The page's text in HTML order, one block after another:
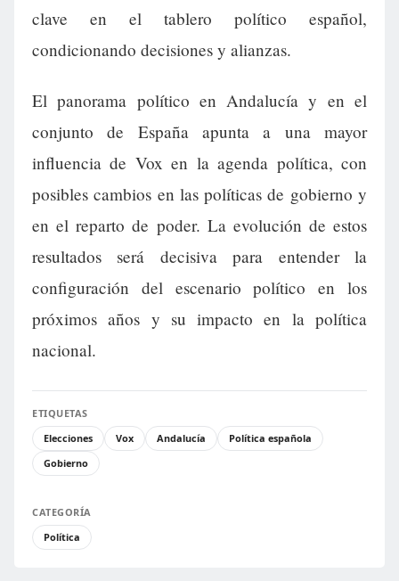
clave en el tablero político español,
condicionando decisiones y alianzas.
El panorama político en Andalucía y en el
conjunto de España apunta a una mayor
influencia de Vox en la agenda política, con
posibles cambios en las políticas de gobierno y
en el reparto de poder. La evolución de estos
resultados será decisiva para entender la
configuración del escenario político en los
próximos años y su impacto en la política
nacional.
ETIQUETAS
Elecciones
Vox Andalucía
Política española
Gobierno
CATEGORÍA
Política